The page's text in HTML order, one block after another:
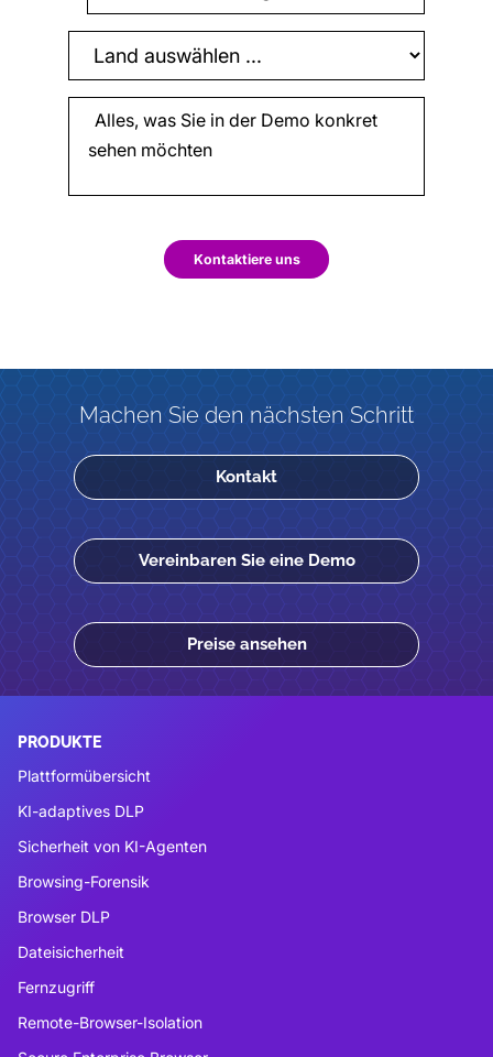
Kontaktiere uns
Machen Sie den nächsten Schritt
Kontakt
Vereinbaren Sie eine Demo
Preise ansehen
PRODUKTE
Plattformübersicht
KI-adaptives DLP
Sicherheit von KI-Agenten
Browsing-Forensik
Browser DLP
Dateisicherheit
Fernzugriff
Remote-Browser-Isolation